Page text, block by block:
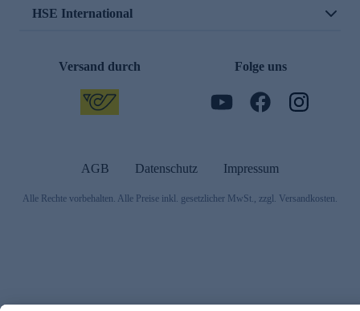
HSE International
Versand durch Folge uns
AGB Datenschutz Impressum
Alle Rechte vorbehalten. Alle Preise inkl. gesetzlicher MwSt., zzgl. Versandkosten.